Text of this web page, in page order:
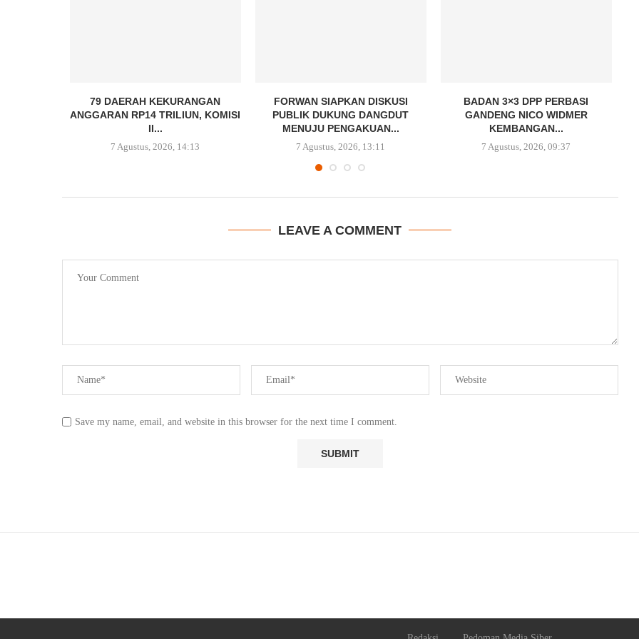
79 DAERAH KEKURANGAN
ANGGARAN RP14 TRILIUN, KOMISI
II...
7 Agustus, 2026, 14:13
FORWAN SIAPKAN DISKUSI
PUBLIK DUKUNG DANGDUT
MENUJU PENGAKUAN...
7 Agustus, 2026, 13:11
BADAN 3×3 DPP PERBASI
GANDENG NICO WIDMER
KEMBANGAN...
7 Agustus, 2026, 09:37
LEAVE A COMMENT
Save my name, email, and website in this browser for the next time I comment.